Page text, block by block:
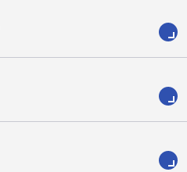
Mifiposeti Paea